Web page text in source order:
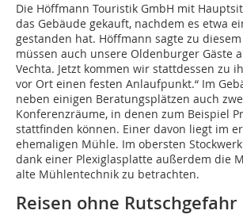
Die Höffmann Touristik GmbH mit
das Gebäude gekauft, nachdem es etwa
gestanden hat. Höffmann sagte zu
müssen auch unsere Oldenburger Gäste
Vechta. Jetzt kommen wir stattdessen zu
vor Ort einen festen Anlaufpunkt.“ Im
neben einigen Beratungsplätzen auch
Konferenzräume, in denen zum Beispiel
stattfinden können. Einer davon liegt im
ehemaligen Mühle. Im obersten
dank einer Plexiglasplatte außerdem die
alte Mühlentechnik zu betrachten.
Reisen ohne Rutschgefahr